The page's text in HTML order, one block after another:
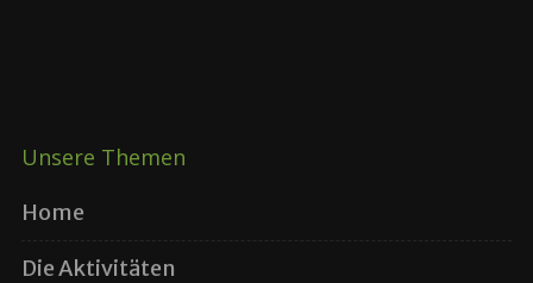
Unsere Themen
Home
Die Aktivitäten